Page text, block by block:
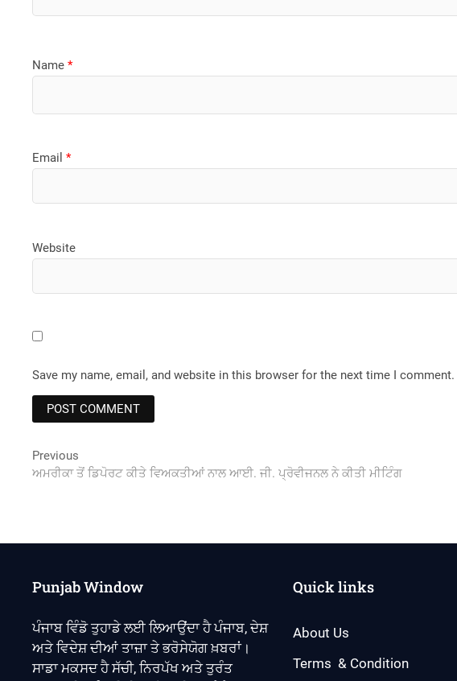
Name*
Email*
Website
Save my name, email, and website in this browser for the next time I comment.
Post
navigation
Previous
post:
ਅਮਰੀਕਾ ਤੋਂ ਡਿਪੋਰਟ ਕੀਤੇ ਵਿਅਕਤੀਆਂ ਨਾਲ ਆਈ. ਜੀ. ਪ੍ਰੋਵੀਜਨਲ ਨੇ ਕੀਤੀ ਮੀਟਿੰਗ
Punjab Window
ਪੰਜਾਬ ਵਿੰਡੋ ਤੁਹਾਡੇ ਲਈ ਲਿਆਉਂਦਾ ਹੈ ਪੰਜਾਬ, ਦੇਸ਼
ਅਤੇ ਵਿਦੇਸ਼ ਦੀਆਂ ਤਾਜ਼ਾ ਤੇ ਭਰੋਸੇਯੋਗ ਖ਼ਬਰਾਂ।
ਸਾਡਾ ਮਕਸਦ ਹੈ ਸੱਚੀ, ਨਿਰਪੱਖ ਅਤੇ ਤੁਰੰਤ
Quick links
About Us
Terms & Condition